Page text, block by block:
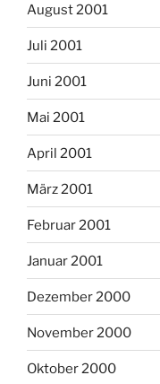
August 2001
Juli 2001
Juni 2001
Mai 2001
April 2001
März 2001
Februar 2001
Januar 2001
Dezember 2000
November 2000
Oktober 2000